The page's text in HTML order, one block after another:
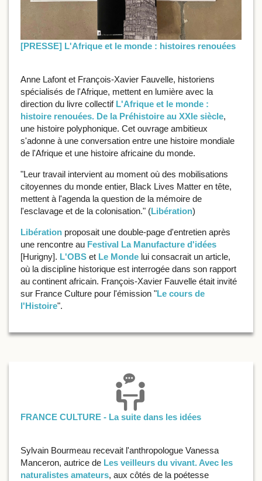
[PRESSE] L'Afrique et le monde : histoires renouées
Anne Lafont et François-Xavier Fauvelle, historiens
spécialisés de l'Afrique, mettent en lumière avec la
direction du livre collectif L'Afrique et le monde :
histoire renouées. De la Préhistoire au XXIe siècle,
une histoire polyphonique. Cet ouvrage ambitieux
s'adonne à une conversation entre une histoire mondiale
de l'Afrique et une histoire africaine du monde.
"Leur travail intervient au moment où des mobilisations
citoyennes du monde entier, Black Lives Matter en tête,
mettent à l'agenda la question de la mémoire de
l'esclavage et de la colonisation." (Libération)
Libération proposait une double-page d'entretien après
une rencontre au Festival La Manufacture d'idées
[Hurigny]. L'OBS et Le Monde lui consacrait un article,
où la discipline historique est interrogée dans son rapport
au continent africain. François-Xavier Fauvelle était invité
sur France Culture pour l'émission "Le cours de
l'Histoire".
FRANCE CULTURE - La suite dans les idées
Sylvain Bourmeau recevait l'anthropologue Vanessa
Manceron, autrice de Les veilleurs du vivant. Avec les
naturalistes amateurs, aux côtés de la poétesse